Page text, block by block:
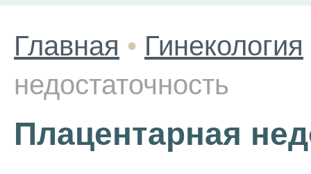
Главная • Гинекология
недостаточность
Плацентарная